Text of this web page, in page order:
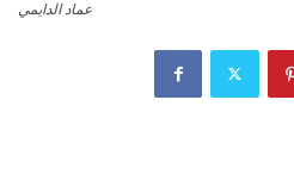
عماد الدايمي